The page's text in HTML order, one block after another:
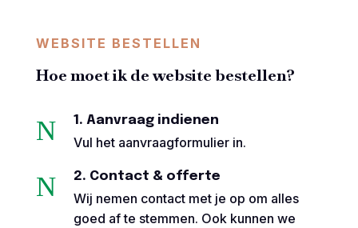
WEBSITE BESTELLEN
Hoe moet ik de website bestellen?
N 1. Aanvraag indienen
Vul het aanvraagformulier in.
N 2. Contact & offerte
Wij nemen contact met je op om alles
goed af te stemmen. Ook kunnen we